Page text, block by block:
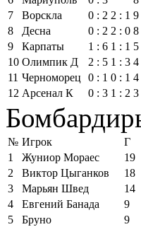
7
Ворскла 0 : 2 2 : 1 9
8
Десна 0 : 2 2 : 0 8
9
Карпаты 1 : 6 1 : 1 5
10 Олимпик Д 2 : 5 1 : 3 4
11 Черноморец 0 : 1 0 : 1 4
12 Арсенал К 0 : 3 1 : 2 3
№ Игрок
Г
1
Жуниор Мораес
19
2
Виктор Цыганков
18
3
Марьян Швед
14
4
Евгений Банада
9
5
Бруно
9